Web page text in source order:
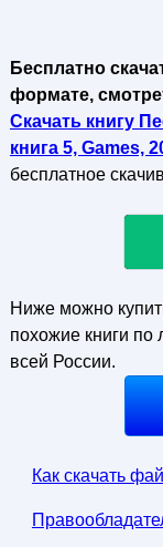
Бесплатно
формате,
Скачать книгу
книга 5, Games,
бесплатное
Ниже можно
похожие книги по
всей России.
Как скачать